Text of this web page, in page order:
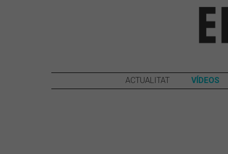
ACTUALITAT VÍDEOS